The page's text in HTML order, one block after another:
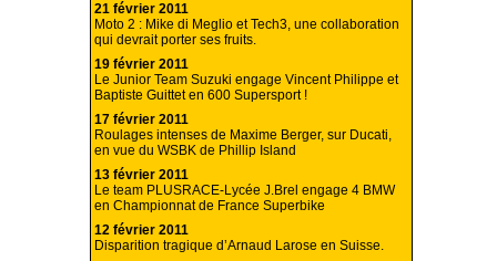
21 février 2011
Moto 2 : Mike di Meglio et Tech3, une collaboration
qui devrait porter ses fruits.
19 février 2011
Le Junior Team Suzuki engage Vincent Philippe et
Baptiste Guittet en 600 Supersport !
17 février 2011
Roulages intenses de Maxime Berger, sur Ducati,
en vue du WSBK de Phillip Island
13 février 2011
Le team PLUSRACE-Lycée J.Brel engage 4 BMW
en Championnat de France Superbike
12 février 2011
Disparition tragique d’Arnaud Larose en Suisse.